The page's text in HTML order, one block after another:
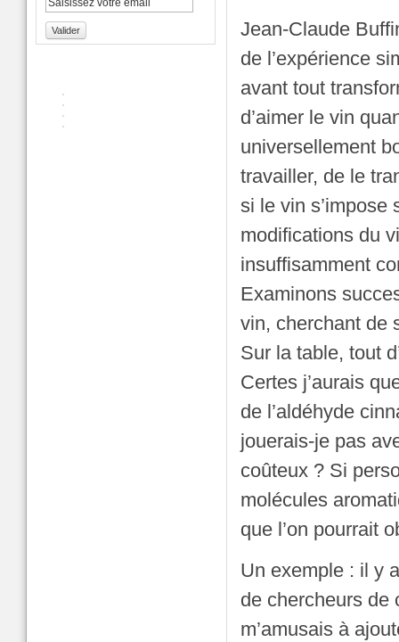
Jean-Claude
de l’expérience
avant tout
d’aimer le vin
universellement
travailler, de le
si le vin s’impose
modifications du
insuffisamment
Examinons
vin, cherchant de
Sur la table, tout
Certes j’aurais
de l’aldéhyde
jouerais-je pas
coûteux ? Si
molécules
que l’on pourrait
Un exemple : il y
de chercheurs de
m’amusais à
Valider